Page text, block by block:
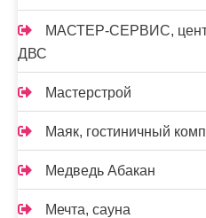
МАСТЕР-СЕРВИС,
ДВС
Мастерстрой
Маяк, гостиничный
Медведь Абакан
Мечта, сауна